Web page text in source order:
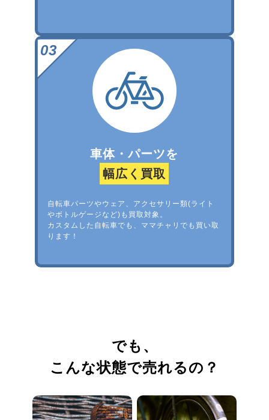
車体・パーツを
幅広く買取
自転車パーツやウェア、アクセサリー類(ライト
やボトルゲージなど)も買取対象。
カスタムした自転車でも、ママチャリでも買い取
ります！
でも、
こんな状態で売れるの？